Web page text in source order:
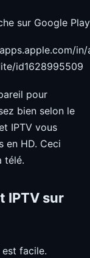
sur Google
id1628995509
pour
bien selon le
IPTV vous
en HD. Ceci
télé.
IPTV sur
facile.